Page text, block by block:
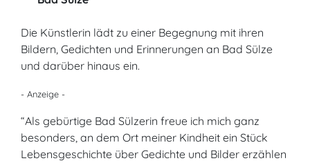
Die Künstlerin lädt zu einer Begegnung mit ihren
Bildern, Gedichten und Erinnerungen an Bad Sülze
und darüber hinaus ein.
- Anzeige -
“Als gebürtige Bad Sülzerin freue ich mich ganz
besonders, an dem Ort meiner Kindheit ein Stück
Lebensgeschichte über Gedichte und Bilder erzählen